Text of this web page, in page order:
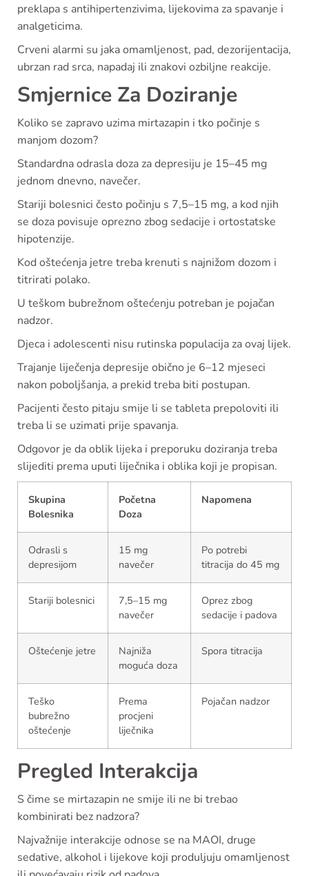
preklapa s antihipertenzivima, lijekovima za spavanje i
analgeticima.
Crveni alarmi su jaka omamljenost, pad, dezorijentacija,
ubrzan rad srca, napadaj ili znakovi ozbiljne reakcije.
Smjernice Za Doziranje
Koliko se zapravo uzima mirtazapin i tko počinje s
manjom dozom?
Standardna odrasla doza za depresiju je 15–45 mg
jednom dnevno, navečer.
Stariji bolesnici često počinju s 7,5–15 mg, a kod njih
se doza povisuje oprezno zbog sedacije i ortostatske
hipotenzije.
Kod oštećenja jetre treba krenuti s najnižom dozom i
titrirati polako.
U teškom bubrežnom oštećenju potreban je pojačan
nadzor.
Djeca i adolescenti nisu rutinska populacija za ovaj lijek.
Trajanje liječenja depresije obično je 6–12 mjeseci
nakon poboljšanja, a prekid treba biti postupan.
Pacijenti često pitaju smije li se tableta prepoloviti ili
treba li se uzimati prije spavanja.
Odgovor je da oblik lijeka i preporuku doziranja treba
slijediti prema uputi liječnika i oblika koji je propisan.
Skupina
Bolesnika
Početna
Doza
Napomena
Odrasli s
depresijom
15 mg
navečer
Po potrebi
titracija do 45 mg
Stariji bolesnici
7,5–15 mg
navečer
Oprez zbog
sedacije i padova
Oštećenje jetre
Najniža
moguća doza
Spora titracija
Teško
bubrežno
oštećenje
Prema
procjeni
liječnika
Pojačan nadzor
Pregled Interakcija
S čime se mirtazapin ne smije ili ne bi trebao
kombinirati bez nadzora?
Najvažnije interakcije odnose se na MAOI, druge
sedative, alkohol i lijekove koji produljuju omamljenost